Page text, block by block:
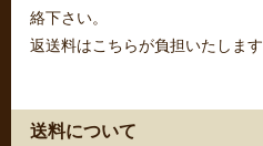
絡下さい。
返送料はこちらが負担いたします
送料について